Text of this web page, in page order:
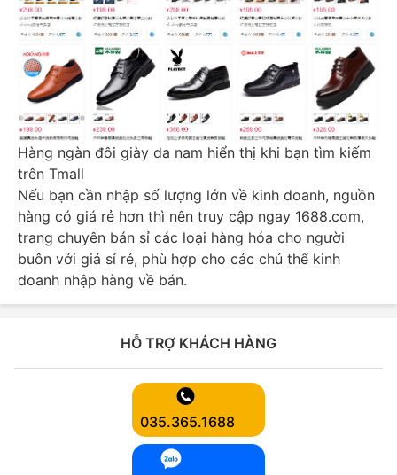
Hàng ngàn đôi giày da nam hiển thị khi bạn tìm kiếm
trên Tmall
Nếu bạn cần nhập số lượng lớn về kinh doanh, nguồn
hàng có giá rẻ hơn thì nên truy cập ngay 1688.com,
trang chuyên bán sỉ các loại hàng hóa cho người
buôn với giá sỉ rẻ, phù hợp cho các chủ thể kinh
doanh nhập hàng về bán.
HỖ TRỢ KHÁCH HÀNG
035.365.1688